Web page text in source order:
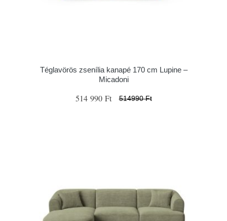
Téglavörös zsenília kanapé 170 cm Lupine –
Micadoni
514 990 Ft 514990 Ft